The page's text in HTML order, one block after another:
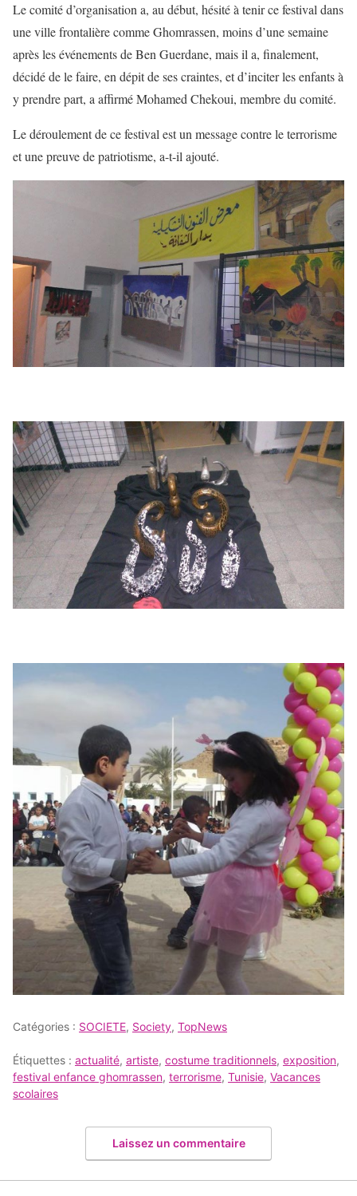
Le comité d’organisation a, au début, hésité à tenir ce festival dans
une ville frontalière comme Ghomrassen, moins d’une semaine
après les événements de Ben Guerdane, mais il a, finalement,
décidé de le faire, en dépit de ses craintes, et d’inciter les enfants à
y prendre part, a affirmé Mohamed Chekoui, membre du comité.
Le déroulement de ce festival est un message contre le terrorisme
et une preuve de patriotisme, a-t-il ajouté.
Catégories : SOCIETE, Society, TopNews
Étiquettes : actualité, artiste, costume traditionnels, exposition,
festival enfance ghomrassen, terrorisme, Tunisie, Vacances
scolaires
Laissez un commentaire